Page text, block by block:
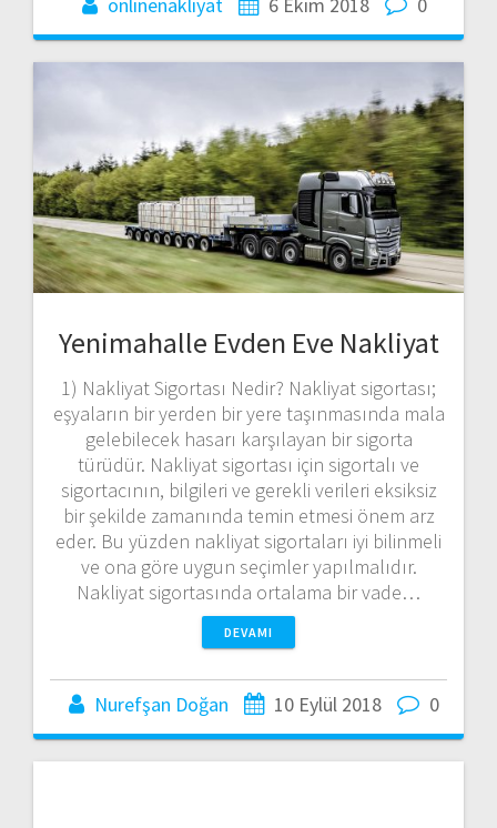
Yenimahalle Evden Eve Nakliyat
1) Nakliyat Sigortası Nedir? Nakliyat sigortası;
eşyaların bir yerden bir yere taşınmasında mala
gelebilecek hasarı karşılayan bir sigorta
türüdür. Nakliyat sigortası için sigortalı ve
sigortacının, bilgileri ve gerekli verileri eksiksiz
bir şekilde zamanında temin etmesi önem arz
eder. Bu yüzden nakliyat sigortaları iyi bilinmeli
ve ona göre uygun seçimler yapılmalıdır.
Nakliyat sigortasında ortalama bir vade…
DEVAMI
Nurefşan Doğan 10 Eylül 2018 0